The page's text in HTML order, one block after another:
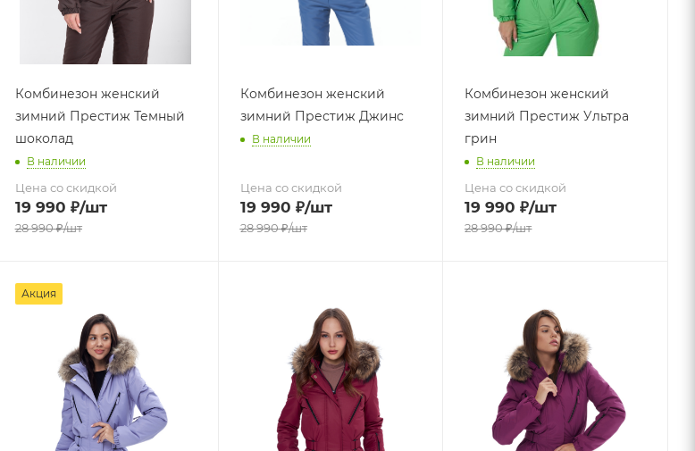
Комбинезон женский
зимний Престиж Темный
шоколад
В наличии
Цена со скидкой
19 990 ₽/шт
28 990₽/шт
Комбинезон женский
зимний Престиж Джинс
В наличии
Цена со скидкой
19 990 ₽/шт
28 990₽/шт
Комбинезон женский
зимний Престиж Ультра
грин
В наличии
Цена со скидкой
19 990 ₽/шт
28 990₽/шт
Акция